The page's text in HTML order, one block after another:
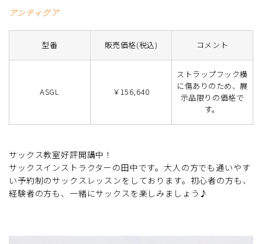
アンティグア
型番 販売価格(税込) コメント
ASGL ￥156,640
ストラップフック横
に傷ありのため、展
示品限りの価格で
す。
サックス教室好評開講中！
サックスインストラクターの田中です。大人の方でも通いやす
い予約制のサックスレッスンをしております。初心者の方も、
経験者の方も、一緒にサックスを楽しみましょう♪